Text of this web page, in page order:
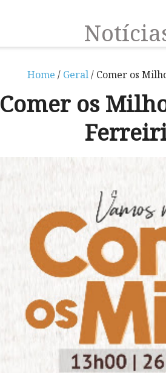
Home / Geral/ Comer os
Comer os